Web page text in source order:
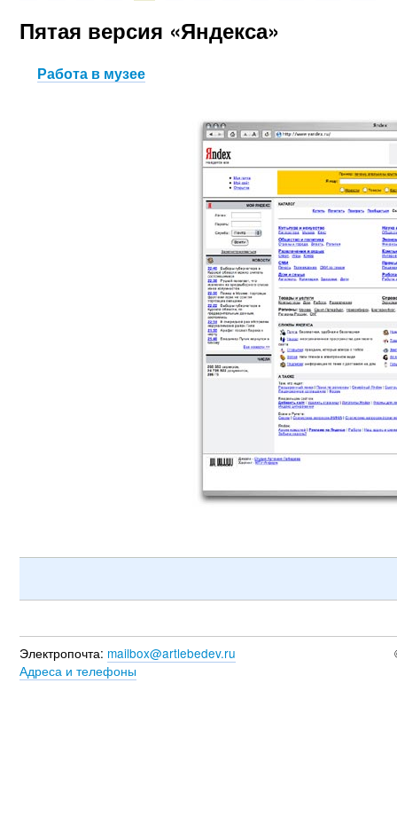
Пятая версия «Яндекса»
Работа в музее
Электропочта: mailbox@artlebedev.ru
Адреса и телефоны